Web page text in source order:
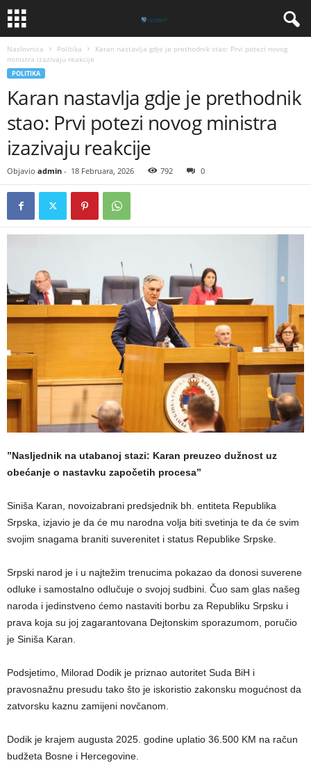
Naslovnica Politika
​Karan nastavlja gdje je prethodnik stao: Prvi potezi novog
ministra izazivaju reakcije
POLITIKA
​Karan nastavlja gdje je prethodnik
stao: Prvi potezi novog ministra
izazivaju reakcije
Objavio admin - 18 Februara, 2026 792 0
​”Nasljednik na utabanoj stazi: Karan preuzeo dužnost uz
obećanje o nastavku započetih procesa”
Siniša Karan, novoizabrani predsjednik bh. entiteta Republika
Srpska, izjavio je da će mu narodna volja biti svetinja te da će svim
svojim snagama braniti suverenitet i status Republike Srpske.
Srpski narod je i u najtežim trenucima pokazao da donosi suverene
odluke i samostalno odlučuje o svojoj sudbini. Čuo sam glas našeg
naroda i jedinstveno ćemo nastaviti borbu za Republiku Srpsku i
prava koja su joj zagarantovana Dejtonskim sporazumom, poručio
je Siniša Karan.
Podsjetimo, Milorad Dodik je priznao autoritet Suda BiH i
pravosnažnu presudu tako što je iskoristio zakonsku mogućnost da
zatvorsku kaznu zamijeni novčanom.
Dodik je krajem augusta 2025. godine uplatio 36.500 KM na račun
budžeta Bosne i Hercegovine.